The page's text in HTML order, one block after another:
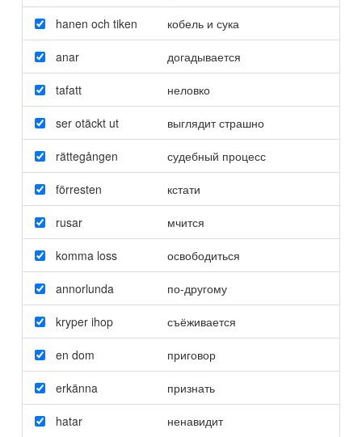
hanen och tiken кобель и сука
anar догадывается
tafatt неловко
ser otäckt ut выглядит страшно
rättegången судебный процесс
förresten кстати
rusar мчится
komma loss освободиться
annorlunda по-другому
kryper ihop съёживается
en dom приговор
erkänna признать
hatar ненавидит